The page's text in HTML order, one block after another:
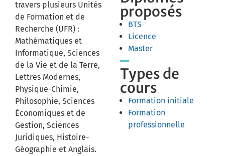
travers plusieurs Unités
de Formation et de
Recherche (UFR) :
Mathématiques et
Informatique, Sciences
de la Vie et de la Terre,
Lettres Modernes,
Physique-Chimie,
Philosophie, Sciences
Économiques et de
Gestion, Sciences
Juridiques, Histoire-
Géographie et Anglais.
proposés
BTS
Licence
Master
Types de
cours
Formation initiale
Formation
professionnelle